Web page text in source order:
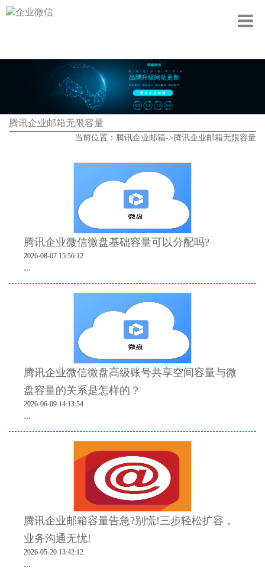
腾讯企业邮箱无限容量
当前位置： 腾讯企业邮箱->腾讯企业邮箱无限容量
腾讯企业微信微盘基础容量可以分配吗?
2026-08-07 15:56:12
...
腾讯企业微信微盘高级账号共享空间容量与微
盘容量的关系是怎样的？
2026-06-09 14:13:54
...
腾讯企业邮箱容量告急?别慌!三步轻松扩容，
业务沟通无忧!
2026-05-20 13:42:12
...